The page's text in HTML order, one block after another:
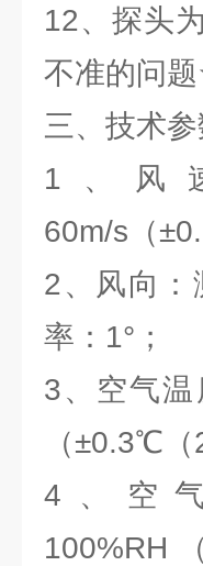
12、探头
不准的问
三、技术
1、风
60m/s（
2、风向：
率：1°；
3、空气
（±0.3℃
4、空
100%RH